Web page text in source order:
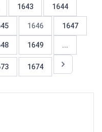
1643 1644
1646 1647
1649 ...
1674